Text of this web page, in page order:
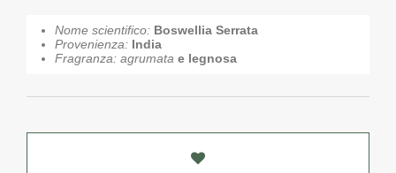
Nome scientifico: Boswellia Serrata
Provenienza: India
Fragranza: agrumata e legnosa